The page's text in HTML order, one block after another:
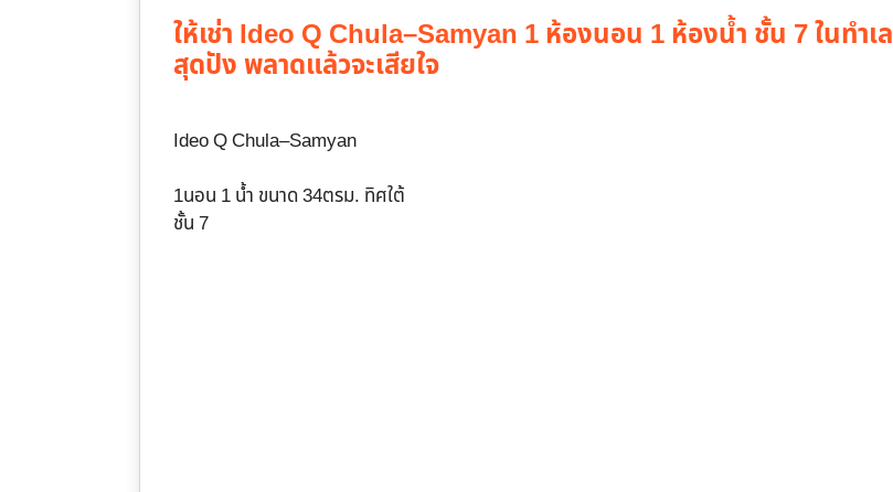
ให้เช่า Ideo Q Chula–Samyan 1 ห้องนอน 1 ห้องน้ำ ชั้น 7 ในทำเล
สุดปัง พลาดแล้วจะเสียใจ
Ideo Q Chula–Samyan
1นอน 1 น้ำ ขนาด 34ตรม. ทิศใต้
ชั้น 7